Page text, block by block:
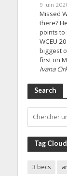
9 juin
Missed
there?
points to
WCEU
biggest
first on
Ivana
Search
Tag Cloud
3 becs